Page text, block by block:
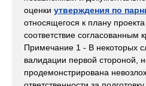
оценки утверждения по
относящегося к плану
соответствие согласованным
Примечание 1 - В некоторых
валидации первой стороной,
продемонстрирована